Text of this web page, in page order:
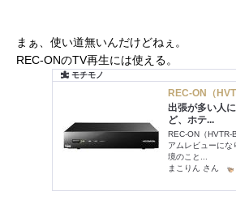
まぁ、使い道無いんだけどねぇ。
REC-ONのTV再生には使える。